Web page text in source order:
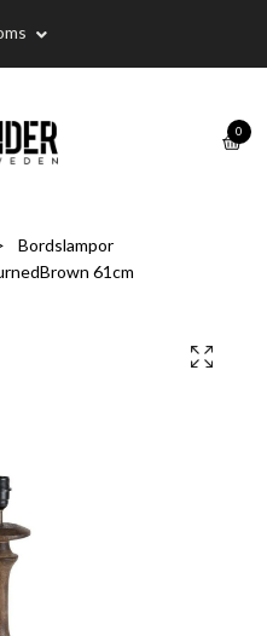
0
Bordslampor
61cm